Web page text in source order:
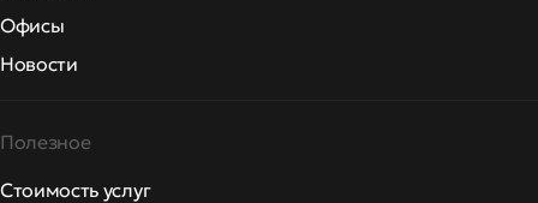
Офисы
Новости
Полезное
Стоимость услуг